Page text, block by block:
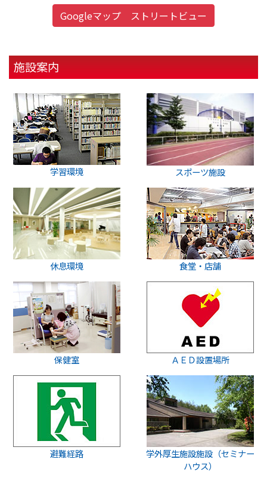
Googleマップ ストリートビュー
施設案内
学習環境 スポーツ施設
休息環境 食堂・店舗
保健室 ＡＥＤ設置場所
避難経路
学外厚生施設施設（セミナー
ハウス）